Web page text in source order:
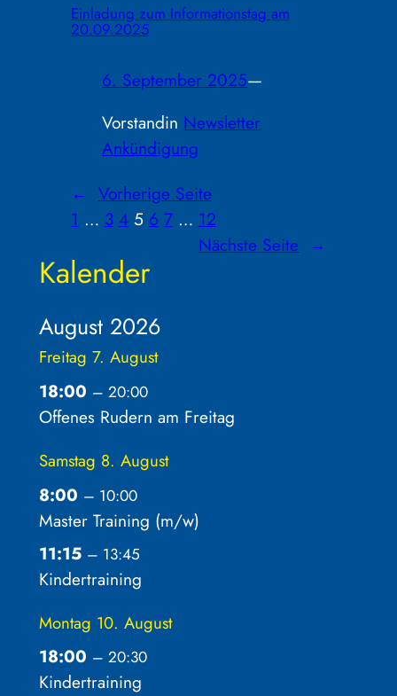
Einladung zum Informationstag am
20.09.2025
6. September 2025—
Vorstandin Newsletter
Ankündigung
← Vorherige Seite
1 … 3 4 5 6 7 … 12
Nächste Seite
→
Kalender
August 2026
Freitag 7. August
18:00 – 20:00
Offenes Rudern am Freitag
Samstag 8. August
8:00 – 10:00
Master Training (m/w)
11:15 – 13:45
Kindertraining
Montag 10. August
18:00 – 20:30
Kindertraining